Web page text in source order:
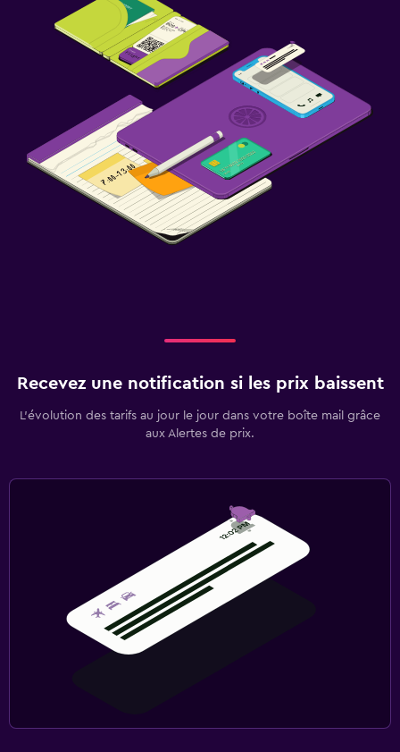
Recevez une notification si les prix baissent
L’évolution des tarifs au jour le jour dans votre boîte mail grâce
aux Alertes de prix.